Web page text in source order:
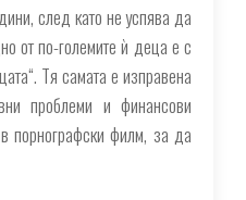
след като не успява да
от по-големите ѝ деца е с
Тя самата е изправена
проблеми и финансови
порнографски филм, за да